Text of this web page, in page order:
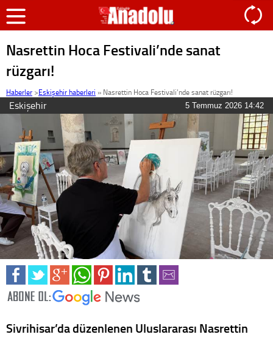
Nasrettin Hoca Festivali’nde sanat
rüzgarı!
Haberler >Eskişehir haberleri » Nasrettin Hoca Festivali’nde sanat rüzgarı!
Eskişehir 5 Temmuz 2026 14:42
Sivrihisar’da düzenlenen Uluslararası Nasrettin